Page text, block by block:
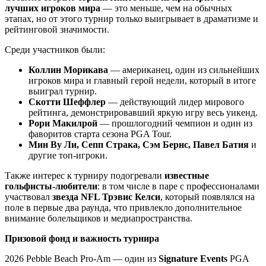
лучших игроков мира — это меньше, чем на обычных
этапах, но от этого турнир только выигрывает в драматизме и
рейтинговой значимости.
Среди участников были:
Коллин Морикава — американец, один из сильнейших
игроков мира и главный герой недели, который в итоге
выиграл турнир.
Скотти Шеффлер — действующий лидер мирового
рейтинга, демонстрировавший яркую игру весь уикенд.
Рори Макилрой — прошлогодний чемпион и один из
фаворитов старта сезона PGA Tour.
Мин Ву Ли, Сепп Страка, Сэм Бернс, Павел Батия и
другие топ-игроки.
Также интерес к турниру подогревали известные
гольфисты-любители: в том числе в паре с профессионалами
участвовал звезда NFL Трэвис Келси, который появлялся на
поле в первые два раунда, что привлекло дополнительное
внимание болельщиков и медиапространства.
Призовой фонд и важность турнира
2026 Pebble Beach Pro-Am — один из Signature Events PGA